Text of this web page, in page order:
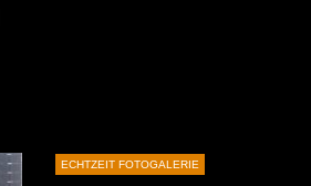
ECHTZEIT FOTOGALERIE